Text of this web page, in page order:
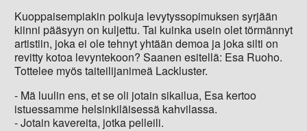
Kuoppaisempiakin polkuja levytyssopimuksen syrjään
kiinni pääsyyn on kuljettu. Tai kuinka usein olet törmännyt
artistiin, joka ei ole tehnyt yhtään demoa ja joka silti on
revitty kotoa levyntekoon? Saanen esitellä: Esa Ruoho.
Tottelee myös taiteilijanimeä Lackluster.
- Mä luulin ens, et se oli jotain sikailua, Esa kertoo
istuessamme helsinkiläisessä kahvilassa.
- Jotain kavereita, jotka pelleili.